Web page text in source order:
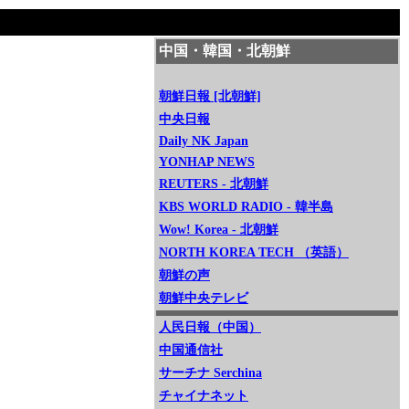
中国・韓国・北朝鮮
朝鮮日報 [北朝鮮]
中央日報
Daily NK Japan
YONHAP NEWS
REUTERS - 北朝鮮
KBS WORLD RADIO - 韓半島
Wow! Korea - 北朝鮮
NORTH KOREA TECH （英語）
朝鮮の声
朝鮮中央テレビ
人民日報（中国）
中国通信社
サーチナ Serchina
チャイナネット